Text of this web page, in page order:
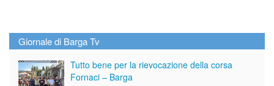
Giornale di Barga Tv
Tutto bene per la rievocazione della corsa
Fornaci – Barga